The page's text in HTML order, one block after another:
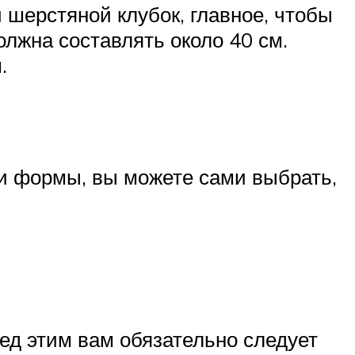
клубок, главное, чтобы
составлять около 40 см.
формы, вы можете сами выбрать,
этим вам обязательно следует